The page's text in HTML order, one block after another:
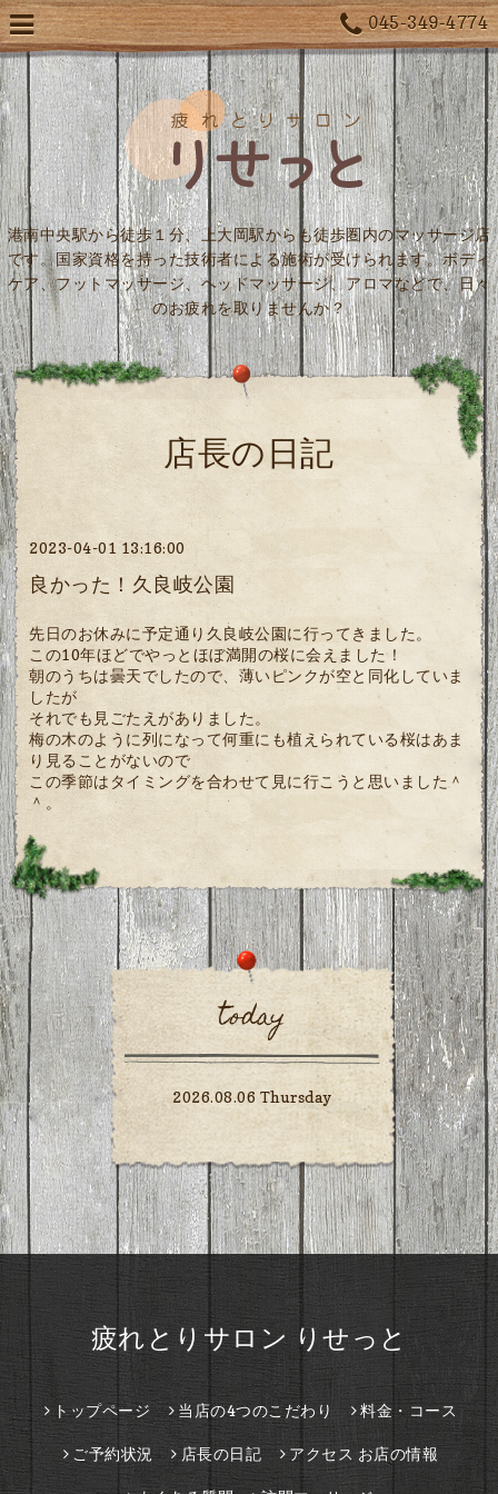
045-349-4774
港南中央駅から徒歩１分、上大岡駅からも徒歩圏内のマッサージ店
です。国家資格を持った技術者による施術が受けられます。ボディ
ケア、フットマッサージ、ヘッドマッサージ、アロマなどで、日々
のお疲れを取りませんか？
店長の日記
2023-04-01 13:16:00
良かった！久良岐公園
先日のお休みに予定通り久良岐公園に行ってきました。
この10年ほどでやっとほぼ満開の桜に会えました！
朝のうちは曇天でしたので、薄いピンクが空と同化していま
したが
それでも見ごたえがありました。
梅の木のように列になって何重にも植えられている桜はあま
り見ることがないので
この季節はタイミングを合わせて見に行こうと思いました＾
＾。
today
2026.08.06 Thursday
疲れとりサロン りせっと
トップページ 当店の4つのこだわり 料金・コース
ご予約状況 店長の日記 アクセス お店の情報